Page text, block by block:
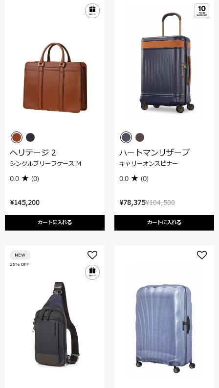
¥145,200
カートに入れる
ヘリテージ 2
シングルブリーフケース M
0.0 (0)
¥104,500
¥78,375
カートに入れる
ハートマンリザーブ
キャリーオンスピナー
0.0 (0)
25% OFF
NEW